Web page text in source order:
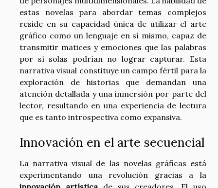
estas novelas para abordar temas complejos
reside en su capacidad única de utilizar el arte
gráfico como un lenguaje en sí mismo, capaz de
transmitir matices y emociones que las palabras
por sí solas podrían no lograr capturar. Esta
narrativa visual constituye un campo fértil para la
exploración de historias que demandan una
atención detallada y una inmersión por parte del
lector, resultando en una experiencia de lectura
que es tanto introspectiva como expansiva.
Innovación en el arte secuencial
La narrativa visual de las novelas gráficas está
experimentando una revolución gracias a la